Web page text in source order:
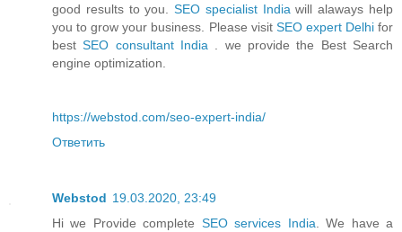
good results to you.SEO specialist Indiawill alaways help
you to grow your business. Please visit SEO expert Delhifor
bestSEO consultant India . we provide the Best Search
engine optimization.
https://webstod.com/seo-expert-india/
Ответить
Webstod 19.03.2020, 23:49
Hi we Provide complete SEO services India. We have a